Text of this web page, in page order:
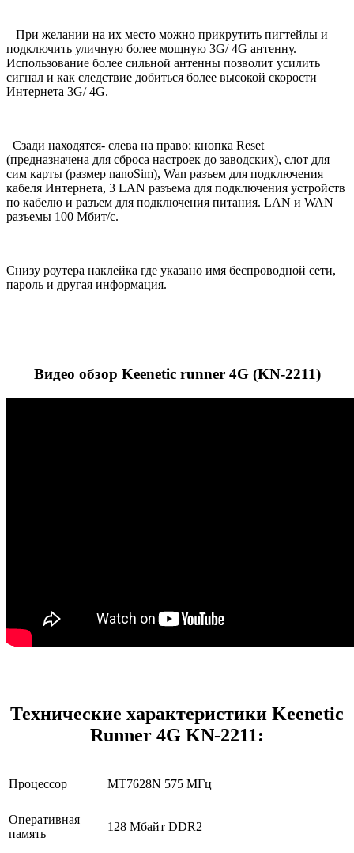
При желании на их место можно прикрутить пигтейлы и
подключить уличную более мощную 3G/ 4G антенну.
Использование более сильной антенны позволит усилить
сигнал и как следствие добиться более высокой скорости
Интернета 3G/ 4G.
Сзади находятся- слева на право: кнопка Reset
(предназначена для сброса настроек до заводских), слот для
сим карты (размер nanoSim), Wan разъем для подключения
кабеля Интернета, 3 LAN разъема для подключения устройств
по кабелю и разъем для подключения питания. LAN и WAN
разъемы 100 Мбит/с.
Снизу роутера наклейка где указано имя беспроводной сети,
пароль и другая информация.
Видео обзор Keenetic runner 4G (KN-2211)
Технические характеристики Keenetic
Runner 4G KN-2211:
Процессор MT7628N 575 МГц
Оперативная
память
128 Мбайт DDR2